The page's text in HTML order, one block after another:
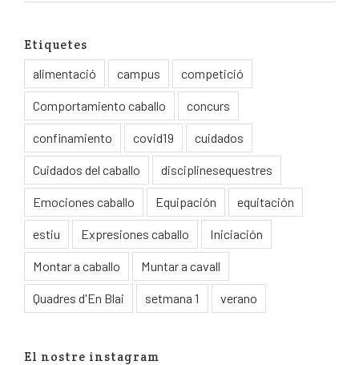
Etiquetes
alimentació
campus competició
Comportamiento caballo concurs
confinamiento covid19 cuidados
Cuidados del caballo disciplinesequestres
Emociones caballo Equipación equitación
estiu Expresiones caballo Iniciación
Montar a caballo Muntar a cavall
Quadres d'En Blai setmana 1 verano
El nostre instagram